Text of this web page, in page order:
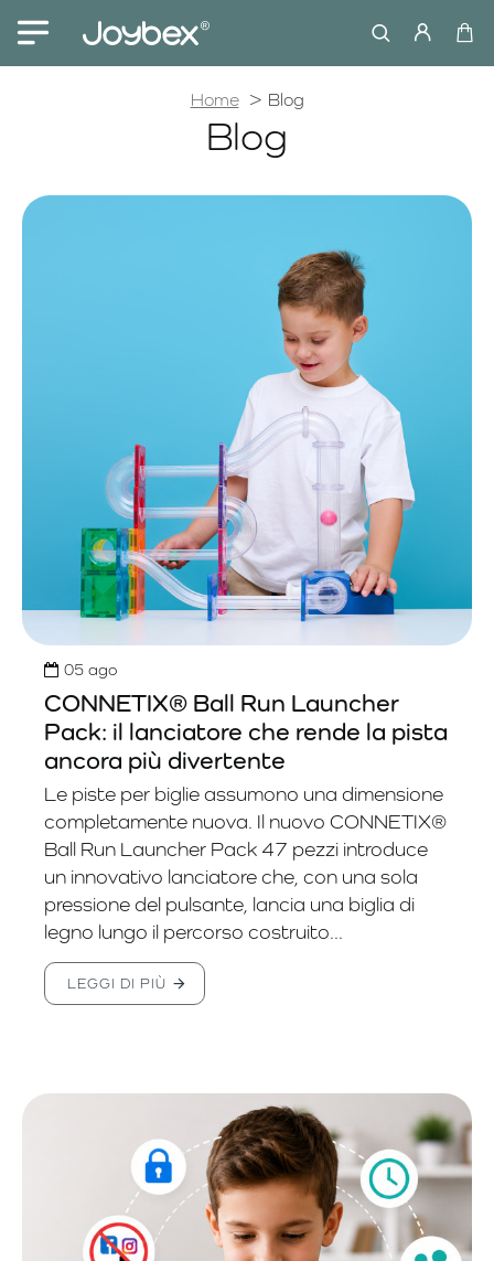
Blog
HomehomeBlog
05 ago
CONNETIX® Ball Run Launcher
Pack: il lanciatore che rende la pista
ancora più divertente
Le piste per biglie assumono una dimensione
completamente nuova. Il nuovo CONNETIX®
Ball Run Launcher Pack 47 pezzi introduce
un innovativo lanciatore che, con una sola
pressione del pulsante, lancia una biglia di
legno lungo il percorso costruito...
LEGGI DI PIÙ